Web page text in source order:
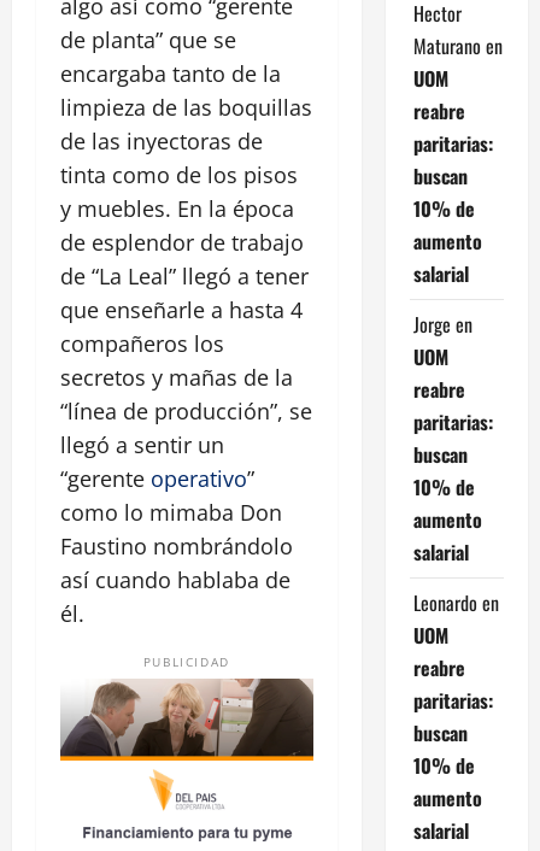
algo así como “gerente
de planta” que se
encargaba tanto de la
limpieza de las boquillas
de las inyectoras de
tinta como de los pisos
y muebles. En la época
de esplendor de trabajo
de “La Leal” llegó a tener
que enseñarle a hasta 4
compañeros los
secretos y mañas de la
“línea de producción”, se
llegó a sentir un
“gerente operativo”
como lo mimaba Don
Faustino nombrándolo
así cuando hablaba de
él.
PUBLICIDAD
Hector
Maturano en
UOM
reabre
paritarias:
buscan
10% de
aumento
salarial
Jorge en
UOM
reabre
paritarias:
buscan
10% de
aumento
salarial
Leonardo en
UOM
reabre
paritarias:
buscan
10% de
aumento
salarial